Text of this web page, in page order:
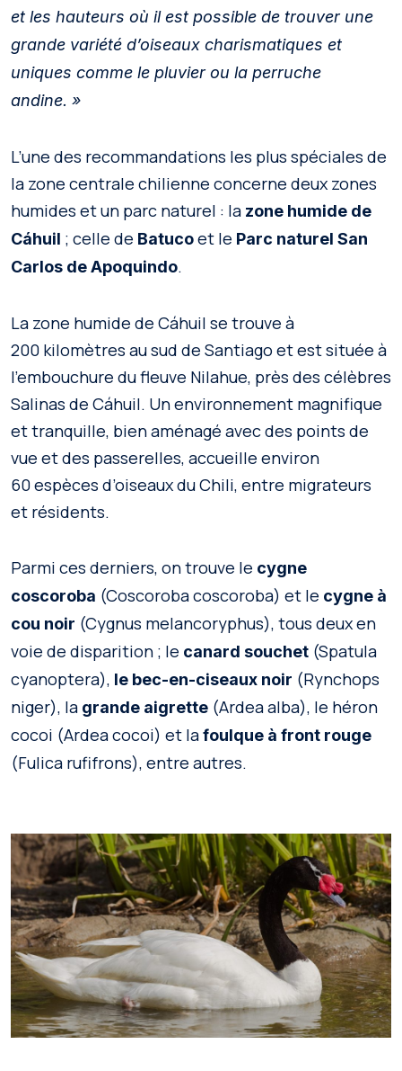
et les hauteurs où il est possible de trouver une
grande variété d’oiseaux charismatiques et
uniques comme le pluvier ou la perruche
andine. »
L’une des recommandations les plus spéciales de
la zone centrale chilienne concerne deux zones
humides et un parc naturel : la zone humide de
Cáhuil ; celle de Batucoet le Parc naturel San
Carlos de Apoquindo.
La zone humide de Cáhuil se trouve à
200 kilomètres au sud de Santiago et est située à
l’embouchure du fleuve Nilahue, près des célèbres
Salinas de Cáhuil. Un environnement magnifique
et tranquille, bien aménagé avec des points de
vue et des passerelles, accueille environ
60 espèces d’oiseaux du Chili, entre migrateurs
et résidents.
Parmi ces derniers, on trouve le cygne
coscoroba (Coscoroba coscoroba) et le cygne à
cou noir (Cygnus melancoryphus), tous deux en
voie de disparition ; le canard souchet (Spatula
cyanoptera), le bec-en-ciseaux noir (Rynchops
niger), la grande aigrette (Ardea alba), le héron
cocoi (Ardea cocoi) et lafoulque à front rouge
(Fulica rufifrons), entre autres.